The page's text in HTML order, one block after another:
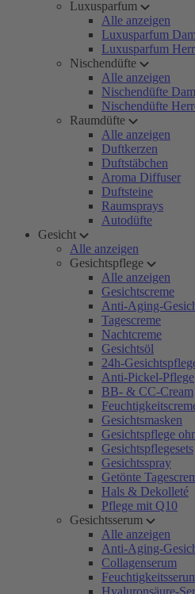
Luxusparfum
Alle anzeigen
Luxusparfum
Luxusparfum
Nischendüfte
Alle anzeigen
Nischendüfte
Nischendüfte
Raumdüfte
Alle anzeigen
Duftkerzen
Duftstäbchen
Aroma Diffuser
Duftsteine
Raumsprays
Autodüfte
Gesicht
Alle anzeigen
Gesichtspflege
Alle anzeigen
Gesichtscreme
Anti-Aging-
Tagescreme
Nachtcreme
Gesichtsöl
24h-
Anti-Pickel-Pflege
BB- & CC-Cream
Gesichtsmasken
Gesichtspflege
Gesichtspflegesets
Gesichtsspray
Getönte
Hals & Dekolleté
Pflege mit Q10
Gesichtsserum
Alle anzeigen
Anti-Aging-
Collagenserum
Hyaluronsäure-